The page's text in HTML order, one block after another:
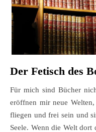
Der Fetisch des
Für mich sind Bücher
eröffnen mir neue
fliegen und frei sein und
Seele. Wenn die Welt